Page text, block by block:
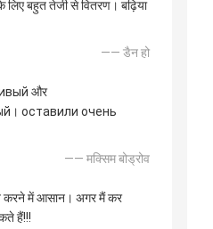
बहुत तेजी से वितरण। बढ़िया
—— डैन हो
और
оставили очень
—— मक्सिम बोड्रोव
करने में आसान। अगर मैं कर
हैं!!!